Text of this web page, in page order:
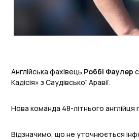
Англійська фахівець Роббі Фаулер
Кадісія» з Саудівської Аравії.
Нова команда 48-літнього англійця
Відзначимо, що не уточнюється